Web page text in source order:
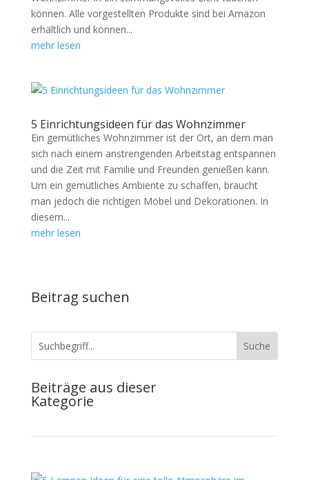
können. Alle vorgestellten Produkte sind bei Amazon
erhältlich und können...
mehr lesen
5 Einrichtungsideen für das Wohnzimmer
Ein gemütliches Wohnzimmer ist der Ort, an dem man
sich nach einem anstrengenden Arbeitstag entspannen
und die Zeit mit Familie und Freunden genießen kann.
Um ein gemütliches Ambiente zu schaffen, braucht
man jedoch die richtigen Möbel und Dekorationen. In
diesem...
mehr lesen
Beitrag suchen
Beiträge aus dieser
Kategorie